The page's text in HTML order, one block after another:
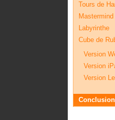
Tours de
Mastermind
Labyrinthe
Cube de
Version
Version
Version
Conclusion